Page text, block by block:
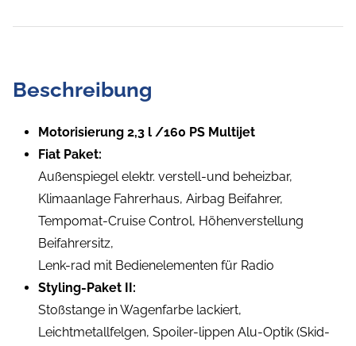
Beschreibung
Motorisierung 2,3 l /160 PS Multijet
Fiat Paket:
Außenspiegel elektr. verstell-und beheizbar,
Klimaanlage Fahrerhaus, Airbag Beifahrer,
Tempomat-Cruise Control, Höhenverstellung
Beifahrersitz,
Lenk-rad mit Bedienelementen für Radio
Styling-Paket II:
Stoßstange in Wagenfarbe lackiert,
Leichtmetallfelgen, Spoiler-lippen Alu-Optik (Skid-